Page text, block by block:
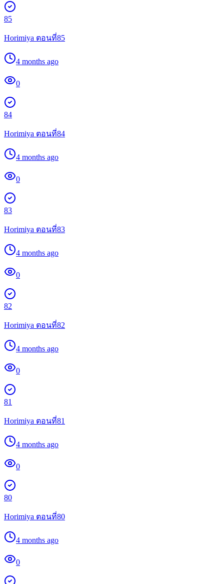
85
Horimiya ตอนที่85
4 months ago
0
84
Horimiya ตอนที่84
4 months ago
0
83
Horimiya ตอนที่83
4 months ago
0
82
Horimiya ตอนที่82
4 months ago
0
81
Horimiya ตอนที่81
4 months ago
0
80
Horimiya ตอนที่80
4 months ago
0